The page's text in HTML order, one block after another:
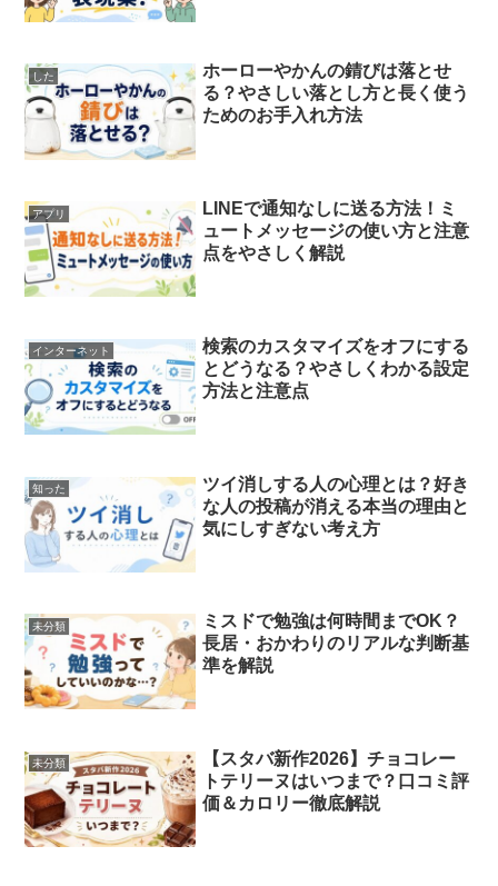
した
ホーローやかんの錆びは落とせ
る？やさしい落とし方と長く使う
ためのお手入れ方法
アプリ
LINEで通知なしに送る方法！ミ
ュートメッセージの使い方と注意
点をやさしく解説
インターネット
検索のカスタマイズをオフにする
とどうなる？やさしくわかる設定
方法と注意点
知った
ツイ消しする人の心理とは？好き
な人の投稿が消える本当の理由と
気にしすぎない考え方
未分類
ミスドで勉強は何時間までOK？
長居・おかわりのリアルな判断基
準を解説
未分類
【スタバ新作2026】チョコレー
トテリーヌはいつまで？口コミ評
価＆カロリー徹底解説